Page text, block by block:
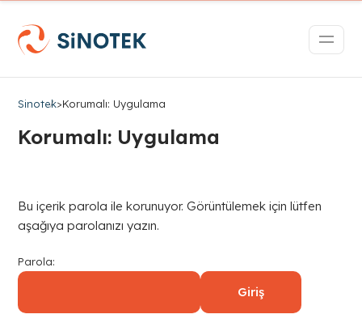
Sinotek>Korumalı: Uygulama
Korumalı: Uygulama
Bu içerik parola ile korunuyor. Görüntülemek için lütfen
aşağıya parolanızı yazın.
Parola: